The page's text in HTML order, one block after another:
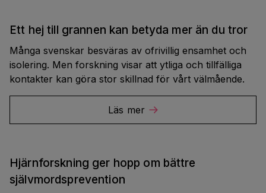
Ett hej till grannen kan betyda mer än du tror
Många svenskar besväras av ofrivillig ensamhet och
isolering. Men forskning visar att ytliga och tillfälliga
kontakter kan göra stor skillnad för vårt välmående.
Läs mer
Hjärnforskning ger hopp om bättre
självmordsprevention